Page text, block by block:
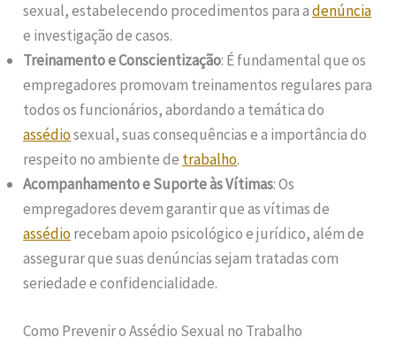
sexual, estabelecendo procedimentos para adenúncia
e investigação de casos.
Treinamento e Conscientização: É fundamental que os
empregadores promovam treinamentos regulares para
todos os funcionários, abordando a temática do
assédiosexual, suas consequências e a importância do
respeito no ambiente de trabalho.
Acompanhamento e Suporte às Vítimas: Os
empregadores devem garantir que as vítimas de
assédiorecebam apoio psicológico e jurídico, além de
assegurar que suas denúncias sejam tratadas com
seriedade e confidencialidade.
Como Prevenir o Assédio Sexual no Trabalho